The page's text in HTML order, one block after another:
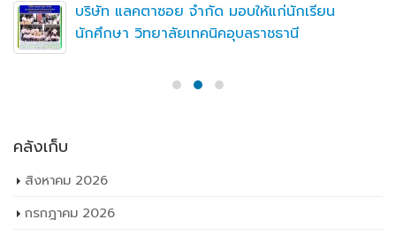
บริษัท แลคตาซอย จำกัด มอบให้แก่นักเรียน
นักศึกษา วิทยาลัยเทคนิคอุบลราชธานี
คลังเก็บ
สิงหาคม 2026
กรกฎาคม 2026